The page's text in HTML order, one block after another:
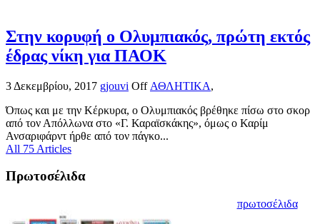
Στην κορυφή ο Ολυμπιακός, πρώτη εκτός
έδρας νίκη για ΠΑΟΚ
3 Δεκεμβρίου, 2017 gjouvi Off ΑΘΛΗΤΙΚΑ,
Όπως και με την Κέρκυρα, ο Ολυμπιακός βρέθηκε πίσω στο σκορ
από τον Απόλλωνα στο «Γ. Καραϊσκάκης», όμως ο Καρίμ
Ανσαριφάρντ ήρθε από τον πάγκο...
All 75 Articles
Πρωτοσέλιδα
πρωτοσέλιδα